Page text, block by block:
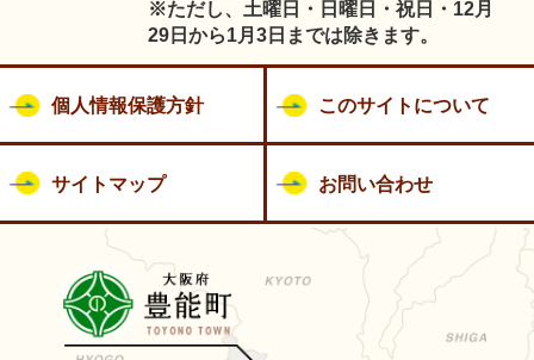
※ただし、土曜日・日曜日・祝日・12月
29日から1月3日までは除きます。
個人情報保護方針 このサイトについて
サイトマップ お問い合わせ